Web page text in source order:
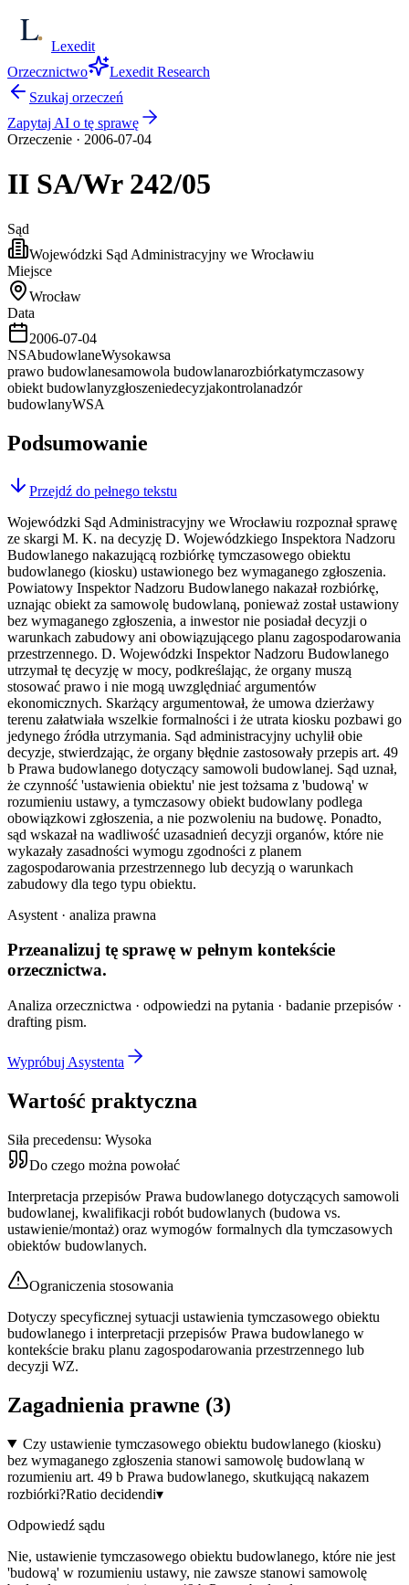
Lexedit
Orzecznictwo
Lexedit Research
Szukaj orzeczeń
Zapytaj AI o tę sprawę
Orzeczenie · 2006-07-04
II SA/Wr 242/05
Sąd
Wojewódzki Sąd Administracyjny we Wrocławiu
Miejsce
Wrocław
Data
2006-07-04
NSAbudowlaneWysokawsa
prawo budowlanesamowola budowlanarozbiórkatymczasowy
obiekt budowlanyzgłoszeniedecyzjakontrolanadzór
budowlanyWSA
Podsumowanie
Przejdź do pełnego tekstu
Wojewódzki Sąd Administracyjny we Wrocławiu rozpoznał sprawę
ze skargi M. K. na decyzję D. Wojewódzkiego Inspektora Nadzoru
Budowlanego nakazującą rozbiórkę tymczasowego obiektu
budowlanego (kiosku) ustawionego bez wymaganego zgłoszenia.
Powiatowy Inspektor Nadzoru Budowlanego nakazał rozbiórkę,
uznając obiekt za samowolę budowlaną, ponieważ został ustawiony
bez wymaganego zgłoszenia, a inwestor nie posiadał decyzji o
warunkach zabudowy ani obowiązującego planu zagospodarowania
przestrzennego. D. Wojewódzki Inspektor Nadzoru Budowlanego
utrzymał tę decyzję w mocy, podkreślając, że organy muszą
stosować prawo i nie mogą uwzględniać argumentów
ekonomicznych. Skarżący argumentował, że umowa dzierżawy
terenu załatwiała wszelkie formalności i że utrata kiosku pozbawi go
jedynego źródła utrzymania. Sąd administracyjny uchylił obie
decyzje, stwierdzając, że organy błędnie zastosowały przepis art. 49
b Prawa budowlanego dotyczący samowoli budowlanej. Sąd uznał,
że czynność 'ustawienia obiektu' nie jest tożsama z 'budową' w
rozumieniu ustawy, a tymczasowy obiekt budowlany podlega
obowiązkowi zgłoszenia, a nie pozwoleniu na budowę. Ponadto,
sąd wskazał na wadliwość uzasadnień decyzji organów, które nie
wykazały zasadności wymogu zgodności z planem
zagospodarowania przestrzennego lub decyzją o warunkach
zabudowy dla tego typu obiektu.
Asystent · analiza prawna
Przeanalizuj tę sprawę w pełnym kontekście
orzecznictwa.
Analiza orzecznictwa · odpowiedzi na pytania · badanie przepisów ·
drafting pism.
Wypróbuj Asystenta
Wartość praktyczna
Siła precedensu: Wysoka
Do czego można powołać
Interpretacja przepisów Prawa budowlanego dotyczących samowoli
budowlanej, kwalifikacji robót budowlanych (budowa vs.
ustawienie/montaż) oraz wymogów formalnych dla tymczasowych
obiektów budowlanych.
Ograniczenia stosowania
Dotyczy specyficznej sytuacji ustawienia tymczasowego obiektu
budowlanego i interpretacji przepisów Prawa budowlanego w
kontekście braku planu zagospodarowania przestrzennego lub
decyzji WZ.
Zagadnienia prawne (3)
Czy ustawienie tymczasowego obiektu budowlanego (kiosku)
bez wymaganego zgłoszenia stanowi samowolę budowlaną w
rozumieniu art. 49 b Prawa budowlanego, skutkującą nakazem
rozbiórki?Ratio decidendi▾
Odpowiedź sądu
Nie, ustawienie tymczasowego obiektu budowlanego, które nie jest
'budową' w rozumieniu ustawy, nie zawsze stanowi samowolę